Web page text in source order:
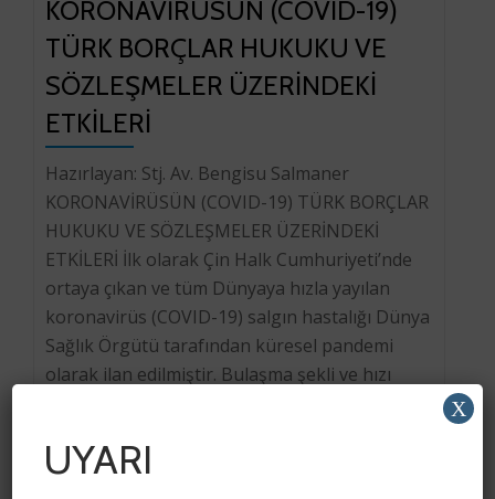
KORONAVİRÜSÜN (COVID-19)
TÜRK BORÇLAR HUKUKU VE
SÖZLEŞMELER ÜZERİNDEKİ
ETKİLERİ
Hazırlayan: Stj. Av. Bengisu Salmaner
KORONAVİRÜSÜN (COVID-19) TÜRK BORÇLAR
HUKUKU VE SÖZLEŞMELER ÜZERİNDEKİ
ETKİLERİ İlk olarak Çin Halk Cumhuriyeti’nde
ortaya çıkan ve tüm Dünyaya hızla yayılan
koronavirüs (COVID-19) salgın hastalığı Dünya
Sağlık Örgütü tarafından küresel pandemi
olarak ilan edilmiştir. Bulaşma şekli ve hızı
yayılmasının engellenmesi amacıyla […]
UYARI
X